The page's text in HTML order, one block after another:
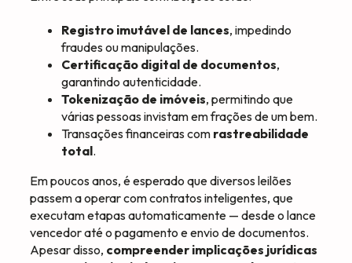
Registro imutável de lances, impedindo
fraudes ou manipulações.
Certificação digital de documentos,
garantindo autenticidade.
Tokenização de imóveis, permitindo que
várias pessoas invistam em frações de um bem.
Transações financeiras com rastreabilidade
total.
Em poucos anos, é esperado que diversos leilões
passem a operar com contratos inteligentes, que
executam etapas automaticamente — desde o lance
vencedor até o pagamento e envio de documentos.
Apesar disso, compreender implicações jurídicas